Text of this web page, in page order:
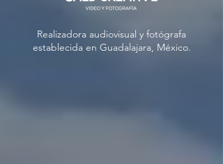
Realizadora audiovisual y fotógrafa
establecida en Guadalajara, México.